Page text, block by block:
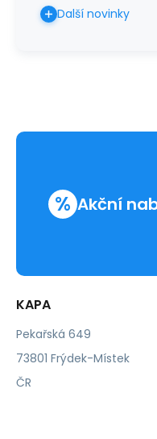
Další novinky
% Akční
KAPA
Pekařská 649
73801 Frýdek-Místek
ČR